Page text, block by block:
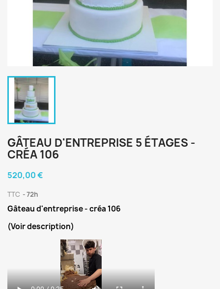
GÂTEAU D'ENTREPRISE 5 ÉTAGES -
CRÉA 106
520,00 €
TTC 72h
Gâteau d'entreprise - créa 106
(Voir description)